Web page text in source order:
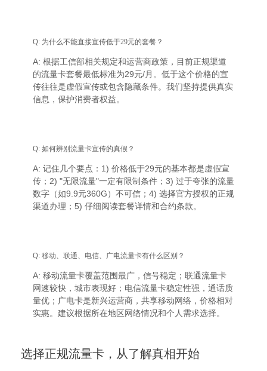
Q: 为什么不能直接宣传低于29元的套餐？
A: 根据工信部相关规定和运营商政策，目前正规渠道
的流量卡套餐最低标准为29元/月。低于这个价格的宣
传往往是虚假宣传或包含隐藏条件。我们坚持提供真实
信息，保护消费者权益。
Q: 如何辨别流量卡宣传的真假？
A: 记住几个要点：1) 价格低于29元的基本都是虚假宣
传；2) "无限流量"一定有限制条件；3) 过于夸张的流量
数字（如9.9元360G）不可信；4) 选择官方授权的正规
渠道办理；5) 仔细阅读套餐详情和合约条款。
Q: 移动、联通、电信、广电流量卡有什么区别？
A: 移动流量卡覆盖范围最广，信号稳定；联通流量卡
网速较快，城市表现好；电信流量卡稳定性强，通话质
量优；广电卡是新兴运营商，共享移动网络，价格相对
实惠。建议根据所在地区网络情况和个人需求选择。
选择正规流量卡，从了解真相开始